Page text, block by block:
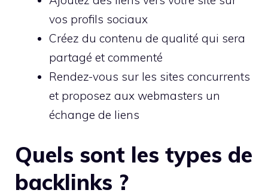
vos profils sociaux
Créez du contenu de qualité qui sera
partagé et commenté
Rendez-vous sur les sites concurrents
et proposez aux webmasters un
échange de liens
Quels sont les types de
backlinks ?